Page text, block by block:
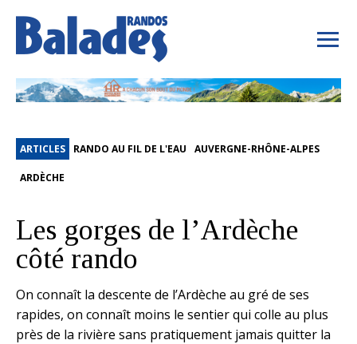
ARTICLES RANDO AU FIL DE L'EAU AUVERGNE-RHÔNE-ALPES
ARDÈCHE
Les gorges de l’Ardèche
côté rando
On connaît la descente de l’Ardèche au gré de ses
rapides, on connaît moins le sentier qui colle au plus
près de la rivière sans pratiquement jamais quitter la